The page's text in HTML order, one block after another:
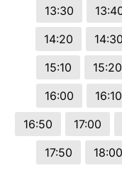
13:30
14:20
14:30
15:10
15:20
16:00
16:10
16:50
17:00
17:50
18:00